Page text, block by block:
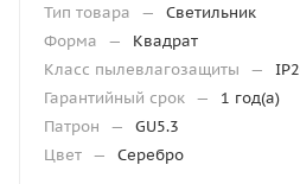
Тип товара —
Светильник
Форма
—
Квадрат
Класс пылевлагозащиты
—
Гарантийный срок —
1 год(а)
Патрон
—
GU5.3
Цвет — Серебро